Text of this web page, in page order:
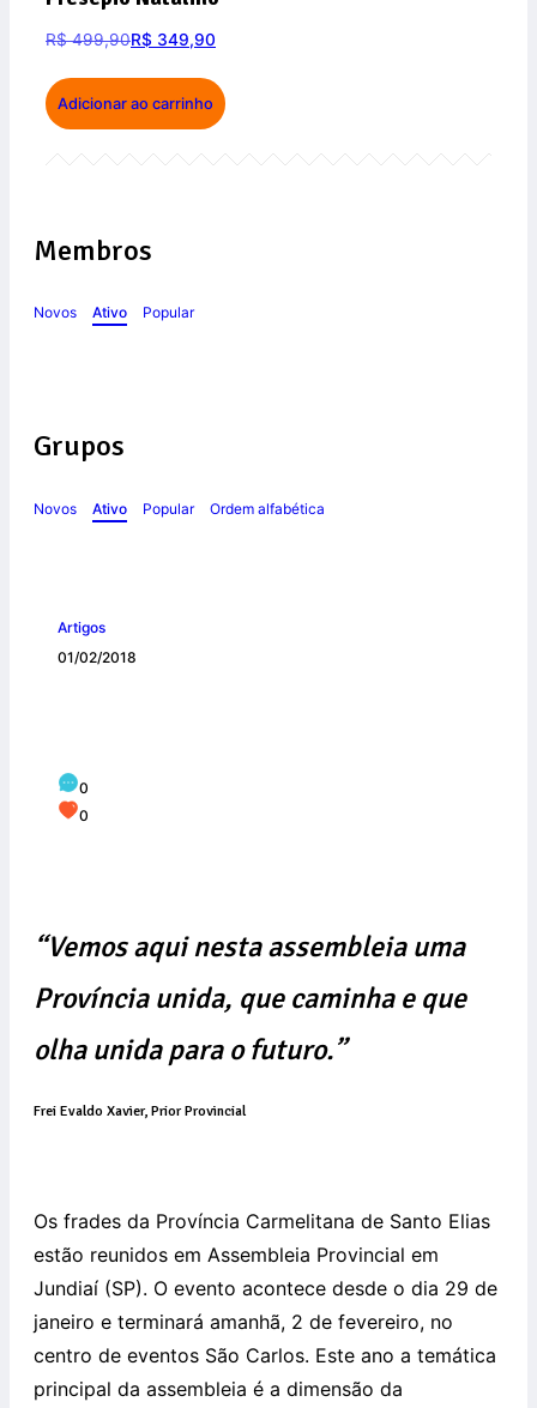
R$499,90R$ 349,90
Adicionar ao carrinho
Membros
Novos Ativo Popular
Grupos
Novos Ativo Popular Ordem alfabética
Artigos
01/02/2018
0
0
“Vemos aqui nesta assembleia uma
Província unida, que caminha e que
olha unida para o futuro.”
Frei Evaldo Xavier, Prior Provincial
Os frades da Província Carmelitana de Santo Elias
estão reunidos em Assembleia Provincial em
Jundiaí (SP). O evento acontece desde o dia 29 de
janeiro e terminará amanhã, 2 de fevereiro, no
centro de eventos São Carlos. Este ano a temática
principal da assembleia é a dimensão da